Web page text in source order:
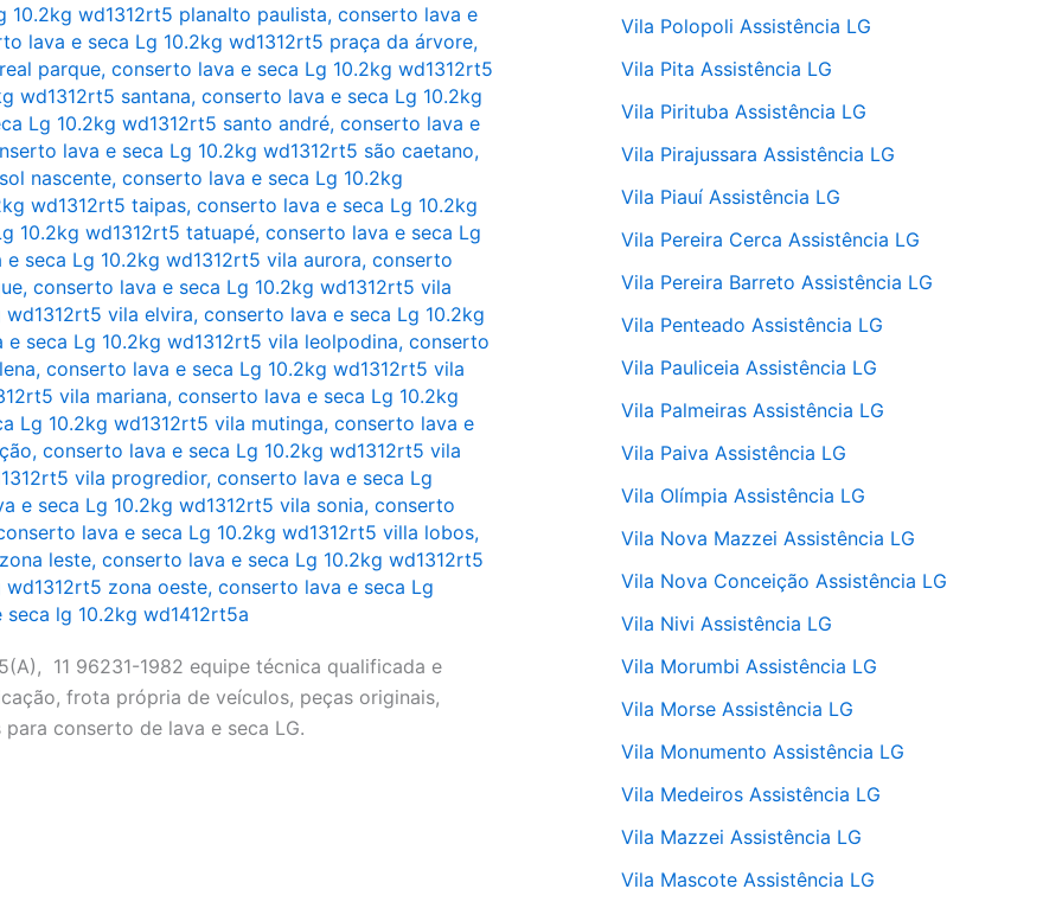
10.2kg wd1312rt5 planalto paulista, conserto lava e
lava e seca Lg 10.2kg wd1312rt5 praça da árvore,
parque, conserto lava e seca Lg 10.2kg wd1312rt5
wd1312rt5 santana, conserto lava e seca Lg 10.2kg
Lg 10.2kg wd1312rt5 santo andré, conserto lava e
lava e seca Lg 10.2kg wd1312rt5 são caetano,
nascente, conserto lava e seca Lg 10.2kg
wd1312rt5 taipas, conserto lava e seca Lg 10.2kg
10.2kg wd1312rt5 tatuapé, conserto lava e seca Lg
seca Lg 10.2kg wd1312rt5 vila aurora, conserto
, conserto lava e seca Lg 10.2kg wd1312rt5 vila
vila elvira, conserto lava e seca Lg 10.2kg
e seca Lg 10.2kg wd1312rt5 vila leolpodina, conserto
, conserto lava e seca Lg 10.2kg wd1312rt5 vila
vila mariana, conserto lava e seca Lg 10.2kg
Lg 10.2kg wd1312rt5 vila mutinga, conserto lava e
, conserto lava e seca Lg 10.2kg wd1312rt5 vila
vila progredior, conserto lava e seca Lg
e seca Lg 10.2kg wd1312rt5 vila sonia, conserto
lava e seca Lg 10.2kg wd1312rt5 villa lobos,
leste, conserto lava e seca Lg 10.2kg wd1312rt5
zona oeste, conserto lava e seca Lg
lg 10.2kg wd1412rt5a
11 96231-1982 equipe técnica qualificada e
frota própria de veículos, peças originais,
conserto de lava e seca LG.
Vila Polopoli Assistência LG
Vila Pita Assistência LG
Vila Pirituba Assistência LG
Vila Pirajussara Assistência LG
Vila Piauí Assistência LG
Vila Pereira Cerca Assistência LG
Vila Pereira Barreto Assistência LG
Vila Penteado Assistência LG
Vila Pauliceia Assistência LG
Vila Palmeiras Assistência LG
Vila Paiva Assistência LG
Vila Olímpia Assistência LG
Vila Nova Mazzei Assistência LG
Vila Nova Conceição Assistência LG
Vila Nivi Assistência LG
Vila Morumbi Assistência LG
Vila Morse Assistência LG
Vila Monumento Assistência LG
Vila Medeiros Assistência LG
Vila Mazzei Assistência LG
Vila Mascote Assistência LG